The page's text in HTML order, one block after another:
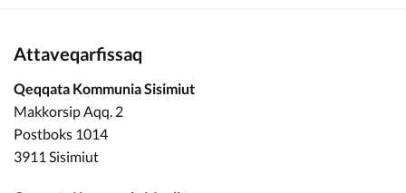
Attaveqarfissaq
Qeqqata Kommunia Sisimiut
Makkorsip Aqq. 2
Postboks 1014
3911 Sisimiut